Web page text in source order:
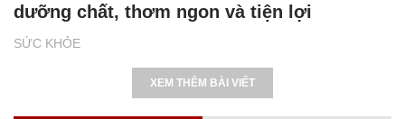
SỨC KHỎE
dưỡng chất, thơm ngon và tiện lợi
XEM THÊM BÀI VIẾT